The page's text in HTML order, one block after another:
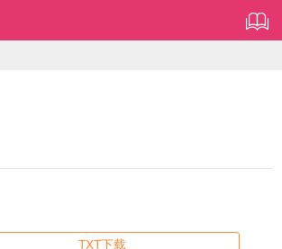
TXT下载